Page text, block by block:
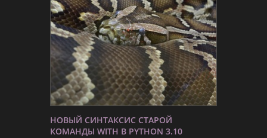
НОВЫЙ СИНТАКСИС СТАРОЙ
КОМАНДЫ WITH В PYTHON 3.10